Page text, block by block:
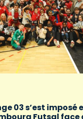
03 s’est imposé
Futsal face